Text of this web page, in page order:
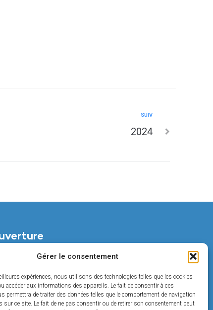
Gérer le consentement
expériences, nous utilisons des technologies telles que les cookies
accéder aux informations des appareils. Le fait de consentir à ces
permettra de traiter des données telles que le comportement de navigation
sur ce site. Le fait de ne pas consentir ou de retirer son consentement peut
SUIV
2024
14h à 18h
14h à 17h